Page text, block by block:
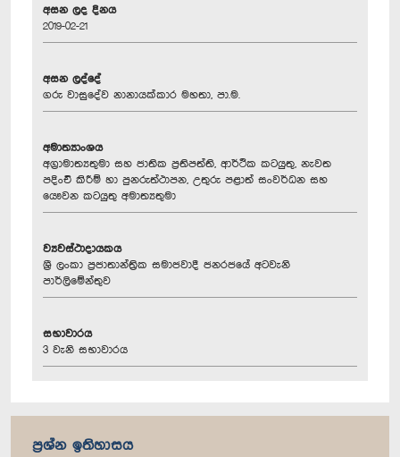
අසන ලද දිනය
2019-02-21
අසන ලද්දේ
ගරු වාසුදේව නානායක්කාර මහතා, පා.ම.
අමාත්‍යාංශය
අග්‍රාමාත්‍යතුමා සහ ජාතික ප්‍රතිපත්ති, ආර්ථික කටයුතු, නැවත
පදිංචි කිරීම් හා පුනරුත්ථාපන, උතුරු පළාත් සංවර්ධන සහ
යෞවන කටයුතු අමාත්‍යතුමා
ව්‍යවස්ථාදායකය
ශ්‍රී ලංකා ප්‍රජාතාන්ත්‍රික සමාජවාදී ජනරජයේ අටවැනි
පාර්ලිමේන්තුව
සභාවාරය
3 වැනි සභාවාරය
ප්‍රශ්න ඉතිහාසය